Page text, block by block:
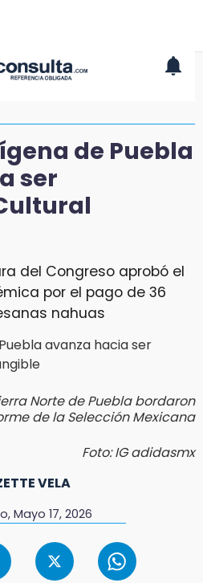
de Puebla
ser
del Congreso aprobó el
por el pago de 36
nahuas
Norte de Puebla bordaron
de la Selección Mexicana
Foto: IG adidasmx
VELA
Mayo 17, 2026